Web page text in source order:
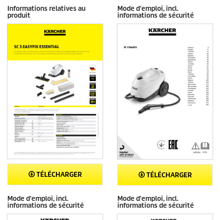
Informations relatives au
produit
TÉLÉCHARGER
Mode d'emploi, incl.
informations de sécurité
TÉLÉCHARGER
Mode d'emploi, incl.
informations de sécurité
Mode d'emploi, incl.
informations de sécurité